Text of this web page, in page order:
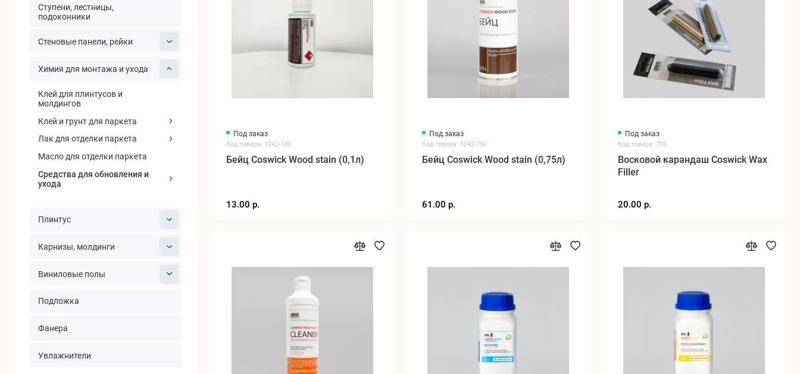
Ступени, лестницы,
подоконники
Cтеновые панели, рейки
Химия для монтажа и ухода
Клей для плинтусов и
молдингов
Клей и грунт для паркета
Лак для отделки паркета
Масло для отделки паркета
Средства для обновления и
ухода
Плинтус
Карнизы, молдинги
Виниловые полы
Подложка
Фанера
Увлажнители
Под заказ
Код товара: 1242-100
Бейц Coswick Wood stain (0,1л)
13.00 р.
Под заказ
Код товара: 1242-750
Бейц Coswick Wood stain (0,75л)
61.00 р.
Под заказ
Код товара: 705
Восковой карандаш Coswick Wax
Filler
20.00 р.